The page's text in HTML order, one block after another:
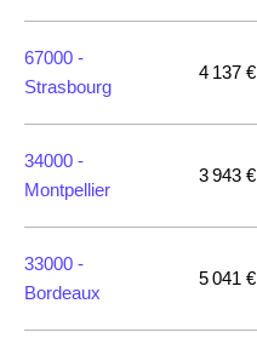
67000 -
Strasbourg
4 137 €
34000 -
Montpellier
3 943 €
33000 -
Bordeaux
5 041 €